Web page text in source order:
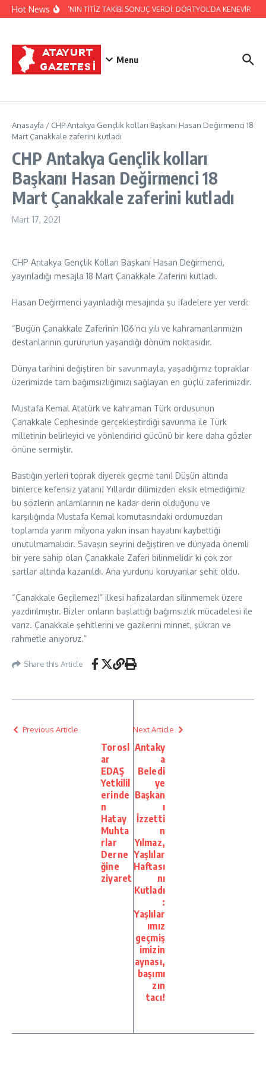
İçeriğe atla
Hot News
JANDARMA’NIN TİTİZ TAKİBİ SONUÇ VERDİ: DÖRTYOL’DA KENEVİR
Menu
Anasayfa / CHP Antakya Gençlik kolları Başkanı Hasan Değirmenci 18
Mart Çanakkale zaferini kutladı
CHP Antakya Gençlik kolları
Başkanı Hasan Değirmenci 18
Mart Çanakkale zaferini kutladı
Mart 17, 2021
CHP Antakya Gençlik Kolları Başkanı Hasan Değirmenci,
yayınladığı mesajla 18 Mart Çanakkale Zaferini kutladı.
Hasan Değirmenci yayınladığı mesajında şu ifadelere yer verdi:
“Bugün Çanakkale Zaferinin 106’ncı yılı ve kahramanlarımızın
destanlarının gururunun yaşandığı dönüm noktasıdır.
Dünya tarihini değiştiren bir savunmayla, yaşadığımız topraklar
üzerimizde tam bağımsızlığımızı sağlayan en güçlü zaferimizdir.
Mustafa Kemal Atatürk ve kahraman Türk ordusunun
Çanakkale Cephesinde gerçekleştirdiği savunma ile Türk
milletinin belirleyici ve yönlendirici gücünü bir kere daha gözler
önüne sermiştir.
Bastığın yerleri toprak diyerek geçme tanı! Düşün altında
binlerce kefensiz yatanı! Yıllardır dilimizden eksik etmediğimiz
bu sözlerin anlamlarının ne kadar derin olduğunu ve
karşılığında Mustafa Kemal komutasındaki ordumuzdan
toplamda yarım milyona yakın insan hayatını kaybettiği
unutulmamalıdır. Savaşın seyrini değiştiren ve dünyada önemli
bir yere sahip olan Çanakkale Zaferi bilinmelidir ki çok zor
şartlar altında kazanıldı. Ana yurdunu koruyanlar şehit oldu.
“Çanakkale Geçilemez!” ilkesi hafızalardan silinmemek üzere
yazdırılmıştır. Bizler onların başlattığı bağımsızlık mücadelesi ile
varız. Çanakkale şehitlerini ve gazilerini minnet, şükran ve
rahmetle anıyoruz.”
Share this Article
Previous Article
Torosl
ar
EDAŞ
Yetkilil
erinde
n
Hatay
Muhta
rlar
Derne
ğine
ziyaret
Next Article
Antaky
a
Beledi
ye
Başkan
ı
İzzetti
n
Yılmaz,
Yaşlılar
Haftası
nı
Kutladı
:
Yaşlılar
ımız
geçmiş
imizin
aynası,
başımı
zın
tacı!